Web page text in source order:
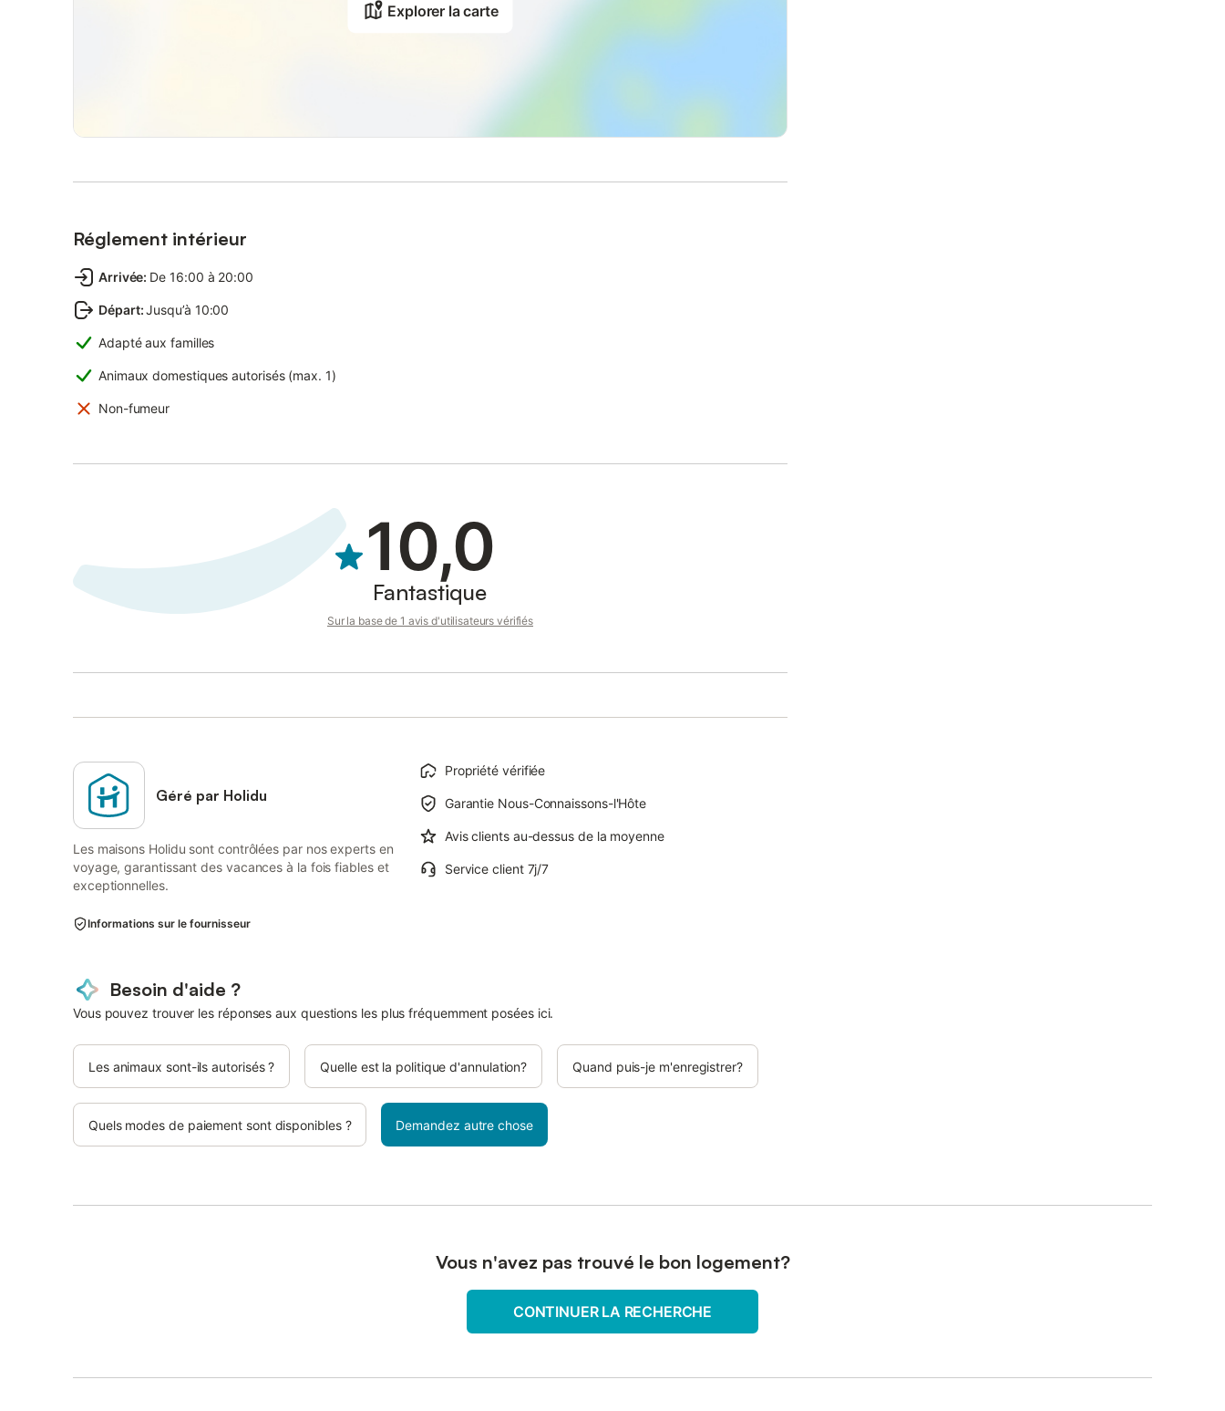
Explorer la carte
Réglement intérieur
Arrivée: De 16:00 à 20:00
Départ:Jusqu’à 10:00
Adapté aux familles
Animaux domestiques autorisés (max. 1)
Non-fumeur
10,0
Fantastique
Sur la base de 1 avis d'utilisateurs vérifiés
Géré par Holidu
Les maisons Holidu sont contrôlées par nos experts en
voyage, garantissant des vacances à la fois fiables et
exceptionnelles.
Propriété vérifiée
Garantie Nous-Connaissons-l'Hôte
Avis clients au-dessus de la moyenne
Service client 7j/7
Informations sur le fournisseur
Besoin d'aide ?
Vous pouvez trouver les réponses aux questions les plus fréquemment posées ici.
Les animaux sont-ils autorisés ? Quelle est la politique d'annulation? Quand puis-je m'enregistrer?
Quels modes de paiement sont disponibles ? Demandez autre chose
Vous n'avez pas trouvé le bon logement?
CONTINUER LA RECHERCHE